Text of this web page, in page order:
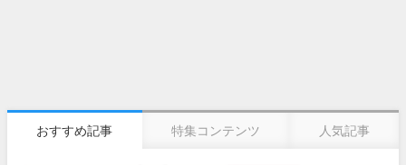
おすすめ記事 特集コンテンツ 人気記事